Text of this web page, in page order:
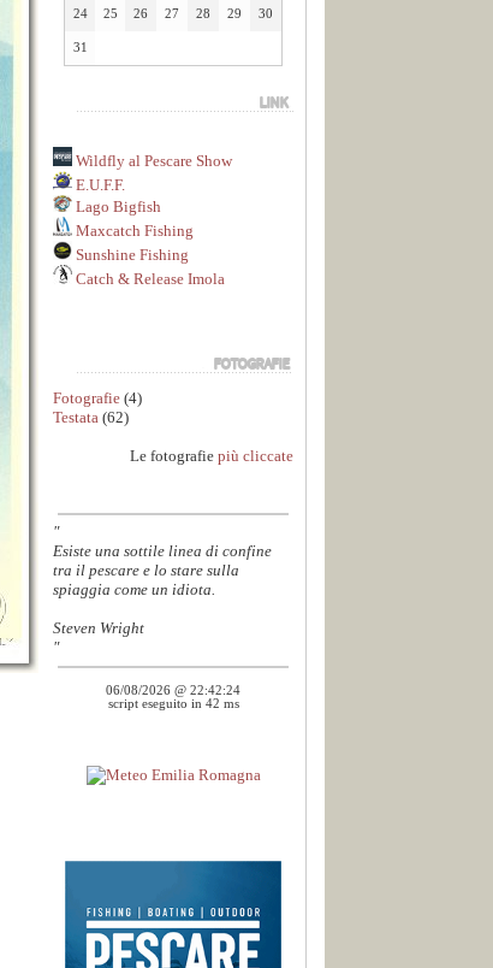
24 25 26 27 28 29 30
31
Wildfly al Pescare Show
E.U.F.F.
Lago Bigfish
Maxcatch Fishing
Sunshine Fishing
Catch & Release Imola
Fotografie (4)
Testata (62)
Le fotografie più cliccate
"
Esiste una sottile linea di confine
tra il pescare e lo stare sulla
spiaggia come un idiota.
Steven Wright
"
06/08/2026 @ 22:42:24
script eseguito in 42 ms